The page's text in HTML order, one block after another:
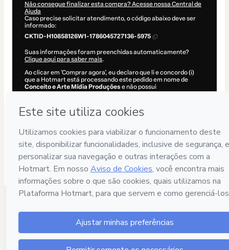
Não consegue finalizar esta compra? Acesse nossa Central de
Ajuda
Caso precise solicitar atendimento, o código abaixo deve ser
informado:
CKTID-H10858126W1-1786045727136-5975
Suas informações foram preenchidas automaticamente?
Clique aqui para saber mais.
Ao clicar em 'Comprar agora', eu declaro que li e concordo (i)
que a Hotmart está processando este pedido em nome de
Conceito e Arte Mídia Produções e não possui
Políticas da Hotmarte (iii) que sou maior de idade ou autorizado
e acompanhado por um responsável legal.
Saiba mais sobre sua compra
aqui.
Hotmart ©2026- Todos os direitos reservados
2026-08-06T19:48:49.402Z REF.